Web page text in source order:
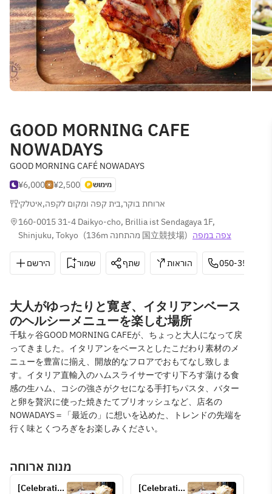
GOOD MORNING CAFE
NOWADAYS
GOOD MORNING CAFÉ NOWADAYS
¥6,000
¥2,500 מימוש
איטלקי,בית קפה ומקום לקפה,ארוחת בוקר
160-0015 31-4 Daikyo-cho, Brillia ist Sendagaya 1F,
Shinjuku, Tokyo ( 136m מהתחנה 国立競技場) צפה במפה
הירשם שמור שתף הוראות 050-3503-
大人がゆったりと寛ぎ、イタリアンベース
のヘルシーメニューを楽しむ場所
千駄ヶ谷GOOD MORNING CAFEが、ちょっと大人になって戻
ってきました。イタリアンをベースとしたこだわり素材のメ
ニューを豊富に揃え、開放的なフロアでおもてなし致しま
す。イタリア直輸入のハムスライサーですり下ろす蕩ける食
感の生ハム、コシの強さがクセになる手打ちパスタ、バター
と卵を贅沢に使った焼きたてブリオッシュなど、店名の
NOWADAYS＝「最近の」に想いを込めた、トレンドの先端を
行く味とくつろぎをお楽しみください。
מנות ארוחה
[Celebration
[Celebration